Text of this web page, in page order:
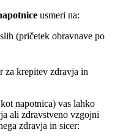
usmeri na:
(pričetek obravnave po
za krepitev zdravja in
napotnica) vas lahko
ali zdravstveno vzgojni
zdravja in sicer: